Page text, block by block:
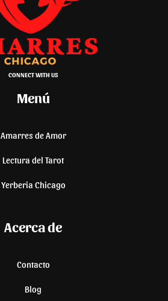
CONNECT WITH US
Menú
Amarres de Amor
Lectura del Tarot
Yerberia Chicago
Acerca de
Contacto
Blog